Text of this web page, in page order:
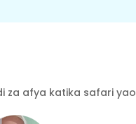
afya katika safari